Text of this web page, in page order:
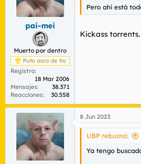
e
:
pai-mei
Muerto por dentro
Puto asco de tío
Registro
18 Mar 2006
Mensajes
38.371
Reacciones
30.558
Pero ahí está
Kickass torrents.
8 Jun 2023
UBP rebuznó:
Ya tengo